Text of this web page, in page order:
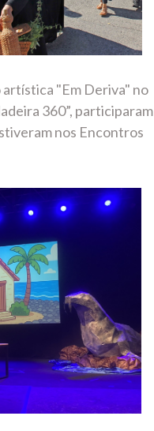
artística "Em Deriva" no
360”, participaram
nos Encontros